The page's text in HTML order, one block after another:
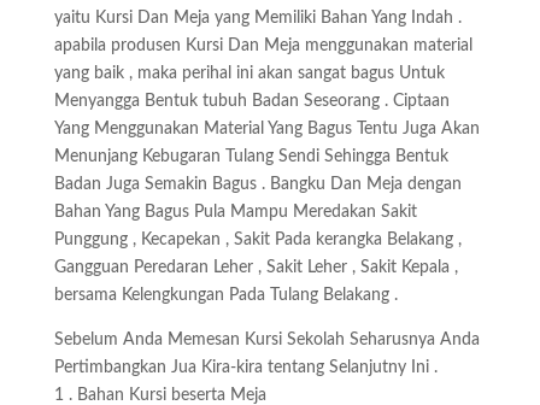
yaitu Kursi Dan Meja yang Memiliki Bahan Yang Indah .
apabila produsen Kursi Dan Meja menggunakan material
yang baik , maka perihal ini akan sangat bagus Untuk
Menyangga Bentuk tubuh Badan Seseorang . Ciptaan
Yang Menggunakan Material Yang Bagus Tentu Juga Akan
Menunjang Kebugaran Tulang Sendi Sehingga Bentuk
Badan Juga Semakin Bagus . Bangku Dan Meja dengan
Bahan Yang Bagus Pula Mampu Meredakan Sakit
Punggung , Kecapekan , Sakit Pada kerangka Belakang ,
Gangguan Peredaran Leher , Sakit Leher , Sakit Kepala ,
bersama Kelengkungan Pada Tulang Belakang .
Sebelum Anda Memesan Kursi Sekolah Seharusnya Anda
Pertimbangkan Jua Kira-kira tentang Selanjutny Ini .
1 . Bahan Kursi beserta Meja